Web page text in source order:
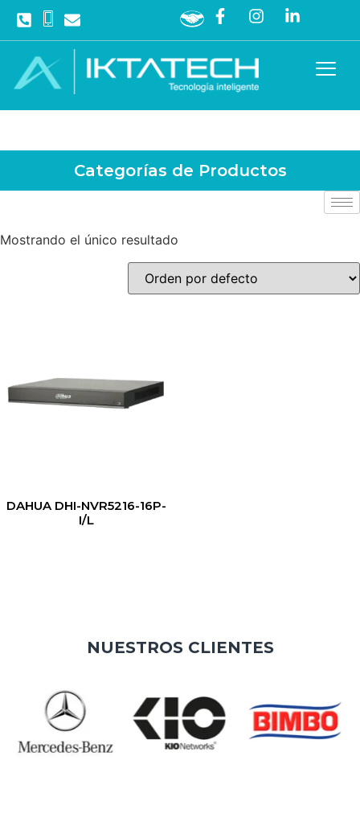
Categorías de Productos
Mostrando el único resultado
DAHUA DHI-NVR5216-16P-
I/L
NUESTROS CLIENTES